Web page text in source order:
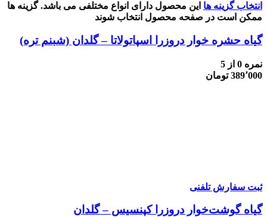
انتخاب گزینه ها این محصول دارای انواع مختلفی می باشد. گزینه ها
ممکن است در صفحه محصول انتخاب شوند
گیاه حشره خوار دروزرا اسپاتولاتا – گلدان (شبنم تره)
نمره 0 از 5
389٬000 تومان
ثبت سفارش تلفنی
گیاه گوشت‌خوار دروزرا کپنسیس – گلدان